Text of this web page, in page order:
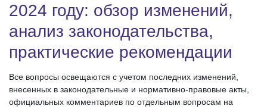
2024 году: обзор изменений,
анализ законодательства,
практические рекомендации
Все вопросы освещаются с учетом последних изменений,
внесенных в законодательные и нормативно-правовые акты,
официальных комментариев по отдельным вопросам на